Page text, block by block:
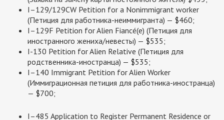
I–129/129CW Petition for a Nonimmigrant worker
(Петиция для работника-неиммигранта) — $460;
I–129F Petition for Alien Fiancé(e) (Петиция для
иностранного жениха/невесты) — $535;
I-130 Petition for Alien Relative (Петиция для
родственника-иностранца) — $535;
I–140 Immigrant Petition for Alien Worker
(Иммиграционная петиция для работника-иностранца)
— $700;
I–485 Application to Register Permanent Residence or